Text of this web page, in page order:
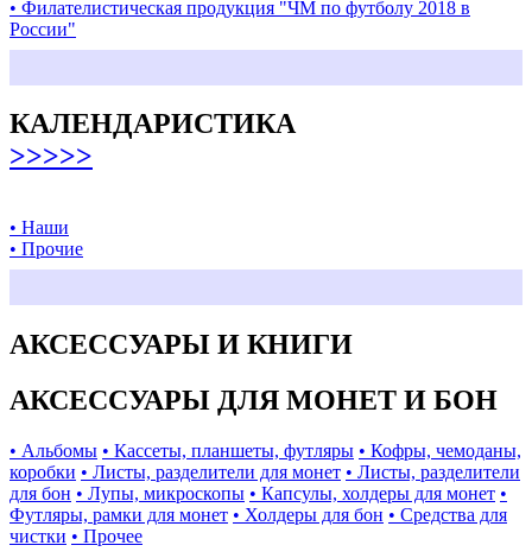
• Филателистическая продукция "ЧМ по футболу 2018 в
России"
КАЛЕНДАРИСТИКА
>>>>>
• Наши
• Прочие
АКСЕССУАРЫ И КНИГИ
АКСЕССУАРЫ ДЛЯ МОНЕТ И БОН
• Альбомы • Кассеты, планшеты, футляры • Кофры, чемоданы,
коробки • Листы, разделители для монет • Листы, разделители
для бон • Лупы, микроскопы • Капсулы, холдеры для монет •
Футляры, рамки для монет • Холдеры для бон • Средства для
чистки • Прочее